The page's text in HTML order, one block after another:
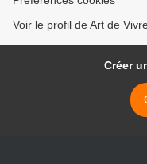
Voir le profil de Art de
Créer